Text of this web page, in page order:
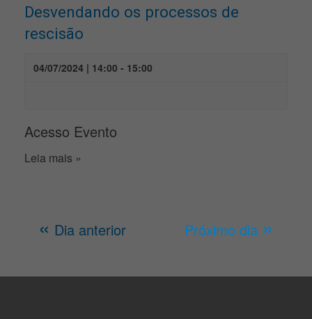
Desvendando os processos de
rescisão
04/07/2024 | 14:00 - 15:00
Acesso Evento
Leia mais »
« Dia anterior Próximo dia »